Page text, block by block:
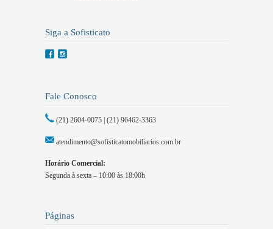
Siga a Sofisticato
Fale Conosco
(21) 2604-0075 | (21) 96462-3363
atendimento@sofisticatomobiliarios.com.br
Horário Comercial:
Segunda à sexta – 10:00 às 18:00h
Páginas